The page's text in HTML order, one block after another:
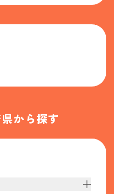
から探す